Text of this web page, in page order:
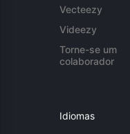
Vecteezy
Videezy
Torne-se um
colaborador
Idiomas